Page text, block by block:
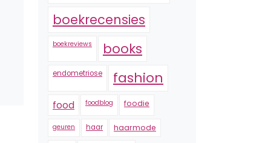
boekrecensies
boekreviews books
endometriose fashion
food foodblog foodie
geuren haar haarmode